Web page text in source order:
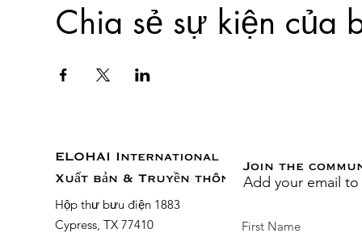
Chia sẻ sự kiện của
ELOHAI International
Xuất bản & Truyền thông
Hộp thư bưu điện 1883
Cypress, TX 77410
Join the
Add your email